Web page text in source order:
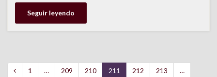
Seguir leyendo
1 … 209 210 211 212 213
…